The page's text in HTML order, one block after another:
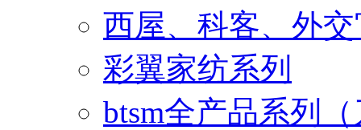
西屋、科客、外
彩翼家纺系列
btsm全产品系列